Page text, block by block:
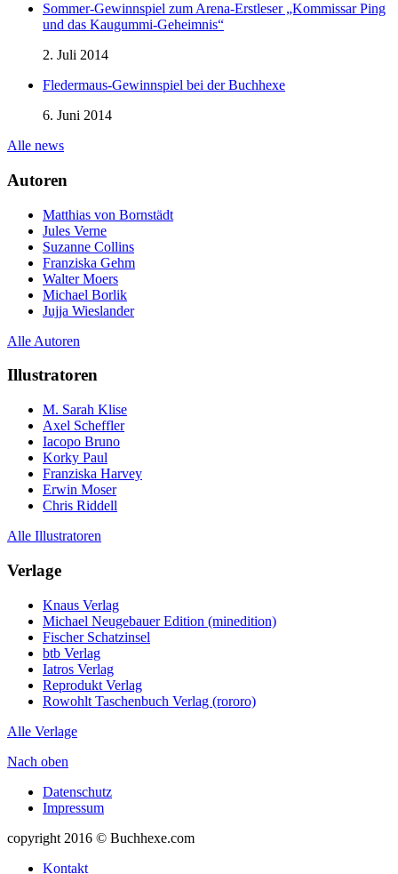
Sommer-Gewinnspiel zum Arena-Erstleser „Kommissar Ping
und das Kaugummi-Geheimnis“
2. Juli 2014
Fledermaus-Gewinnspiel bei der Buchhexe
6. Juni 2014
Alle news
Autoren
Matthias von Bornstädt
Jules Verne
Suzanne Collins
Franziska Gehm
Walter Moers
Michael Borlik
Jujja Wieslander
Alle Autoren
Illustratoren
M. Sarah Klise
Axel Scheffler
Iacopo Bruno
Korky Paul
Franziska Harvey
Erwin Moser
Chris Riddell
Alle Illustratoren
Verlage
Knaus Verlag
Michael Neugebauer Edition (minedition)
Fischer Schatzinsel
btb Verlag
Iatros Verlag
Reprodukt Verlag
Rowohlt Taschenbuch Verlag (rororo)
Alle Verlage
Nach oben
Datenschutz
Impressum
copyright 2016 © Buchhexe.com
Kontakt